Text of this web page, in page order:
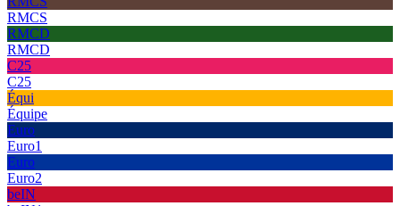
RMCS
RMCD
RMCD
C25
C25
Équi
Équipe
Euro
Euro1
Euro
Euro2
beIN